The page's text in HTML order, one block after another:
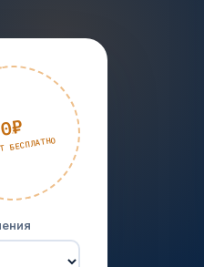
0₽
БЕСПЛАТНО